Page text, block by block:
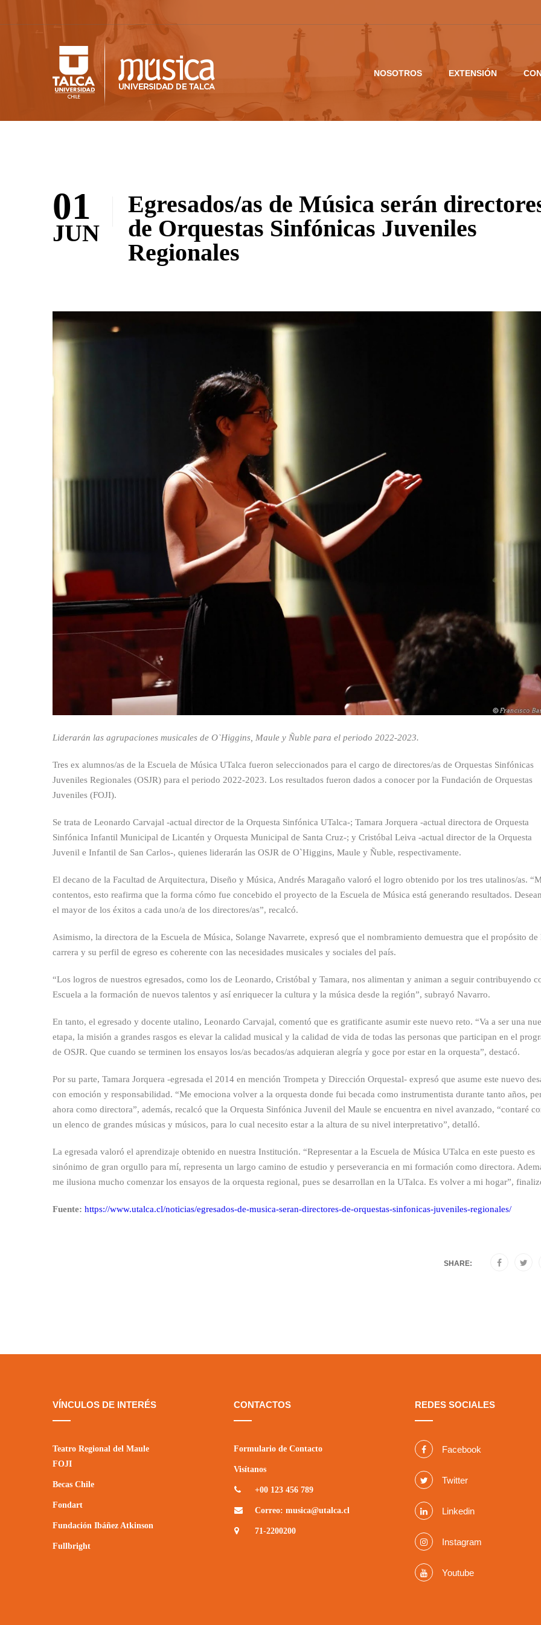
NOSOTROS EXTENSIÓN
01
JUN
Egresados/as de Música serán
de Orquestas Sinfónicas Juveniles
Regionales
Liderarán las agrupaciones musicales de O`Higgins, Maule y Ñuble para el periodo 2022-2023.
Tres ex alumnos/as de la Escuela de Música UTalca fueron seleccionados para el cargo de directores/as de Orquestas Sinfónicas
Juveniles Regionales (OSJR) para el periodo 2022-2023. Los resultados fueron dados a conocer por la Fundación de Orquestas
Juveniles (FOJI).
Se trata de Leonardo Carvajal -actual director de la Orquesta Sinfónica UTalca-; Tamara Jorquera -actual directora de Orquesta
Sinfónica Infantil Municipal de Licantén y Orquesta Municipal de Santa Cruz-; y Cristóbal Leiva -actual director de la Orquesta
Juvenil e Infantil de San Carlos-, quienes liderarán las OSJR de O`Higgins, Maule y Ñuble, respectivamente.
El decano de la Facultad de Arquitectura, Diseño y Música, Andrés Maragaño valoró el logro obtenido por los tres utalinos/as.
contentos, esto reafirma que la forma cómo fue concebido el proyecto de la Escuela de Música está generando resultados.
el mayor de los éxitos a cada uno/a de los directores/as”, recalcó.
Asimismo, la directora de la Escuela de Música, Solange Navarrete, expresó que el nombramiento demuestra que el propósito de
carrera y su perfil de egreso es coherente con las necesidades musicales y sociales del país.
“Los logros de nuestros egresados, como los de Leonardo, Cristóbal y Tamara, nos alimentan y animan a seguir contribuyendo
Escuela a la formación de nuevos talentos y así enriquecer la cultura y la música desde la región”, subrayó Navarro.
En tanto, el egresado y docente utalino, Leonardo Carvajal, comentó que es gratificante asumir este nuevo reto. “Va a ser una
etapa, la misión a grandes rasgos es elevar la calidad musical y la calidad de vida de todas las personas que participan en el
de OSJR. Que cuando se terminen los ensayos los/as becados/as adquieran alegría y goce por estar en la orquesta”, destacó.
Por su parte, Tamara Jorquera -egresada el 2014 en mención Trompeta y Dirección Orquestal- expresó que asume este nuevo
con emoción y responsabilidad. “Me emociona volver a la orquesta donde fui becada como instrumentista durante tanto años,
ahora como directora”, además, recalcó que la Orquesta Sinfónica Juvenil del Maule se encuentra en nivel avanzado, “contaré
un elenco de grandes músicas y músicos, para lo cual necesito estar a la altura de su nivel interpretativo”, detalló.
La egresada valoró el aprendizaje obtenido en nuestra Institución. “Representar a la Escuela de Música UTalca en este puesto es
sinónimo de gran orgullo para mí, representa un largo camino de estudio y perseverancia en mi formación como directora.
me ilusiona mucho comenzar los ensayos de la orquesta regional, pues se desarrollan en la UTalca. Es volver a mi hogar”,
Fuente: https://www.utalca.cl/noticias/egresados-de-musica-seran-directores-de-orquestas-sinfonicas-juveniles-regionales/
SHARE:
VÍNCULOS DE INTERÉS
Teatro Regional del Maule
FOJI
Becas Chile
Fondart
Fundación Ibáñez Atkinson
Fullbright
CONTACTOS
Formulario de Contacto
Visítanos
+00 123 456 789
Correo: musica@utalca.cl
71-2200200
REDES SOCIALES
Facebook
Twitter
Linkedin
Instagram
Youtube